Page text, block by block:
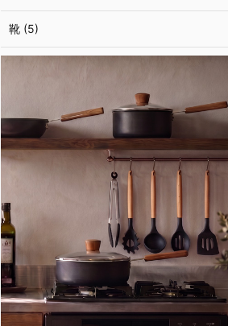
靴 (5)